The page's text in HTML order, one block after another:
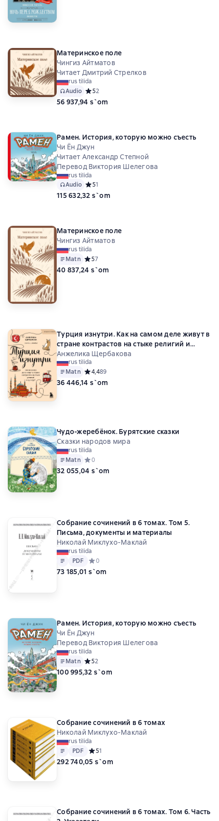
Материнское поле
Чингиз Айтматов
Читает Дмитрий Стрелков
rus tilida
Audio Средний рейтинг 5 на основе 2 оценок
52
56 937,94 s`om
Рамен. История, которую можно съесть
Чи Ён Джун
Читает Александр Степной
Перевод Виктория Шелегова
rus tilida
Audio Средний рейтинг 5 на основе 1 оценок
51
115 632,32 s`om
Материнское поле
Чингиз Айтматов
rus tilida
Matn Средний рейтинг 5 на основе 7 оценок
57
40 837,24 s`om
Турция изнутри. Как на самом деле живут в
стране контрастов на стыке религий и
культур?
Анжелика Щербакова
rus tilida
Matn Средний рейтинг 4,4 на основе 89 оценок
4,489
36 446,14 s`om
Чудо-жеребёнок. Бурятские сказки
Сказки народов мира
rus tilida
Matn Средний рейтинг 0 на основе 0 оценок
0
32 055,04 s`om
Собрание сочинений в 6 томах. Том 5.
Письма, документы и материалы
Николай Миклухо-Маклай
rus tilida
Matn
PDF
PDF Средний рейтинг 0 на основе 0 оценок
0
73 185,01 s`om
Рамен. История, которую можно съесть
Чи Ён Джун
Перевод Виктория Шелегова
rus tilida
Matn Средний рейтинг 5 на основе 2 оценок
52
100 995,32 s`om
Собрание сочинений в 6 томах
Николай Миклухо-Маклай
rus tilida
Matn
PDF
PDF Средний рейтинг 5 на основе 1 оценок
51
292 740,05 s`om
Собрание сочинений в 6 томах. Том 6. Часть